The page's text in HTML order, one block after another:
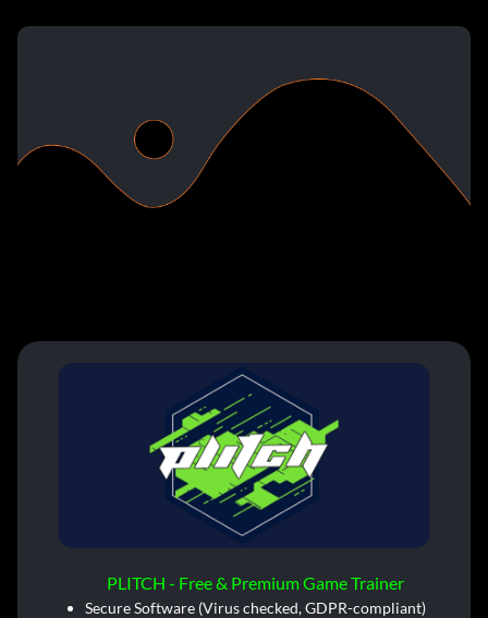
PLITCH - Free & Premium Game Trainer
Secure Software (Virus checked, GDPR-compliant)